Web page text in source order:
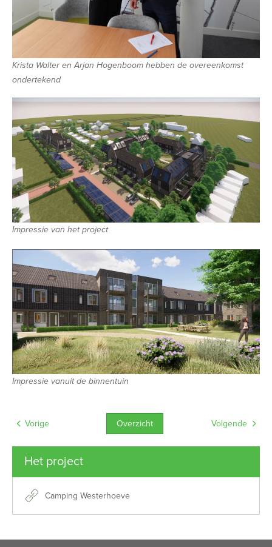
Krista Walter en Arjan Hogenboom hebben de overeenkomst
ondertekend
Impressie van het project
Impressie vanuit de binnentuin
Volgende
Overzicht
Vorige
Het project
Camping Westerhoeve